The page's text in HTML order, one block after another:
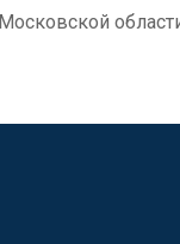
Московской